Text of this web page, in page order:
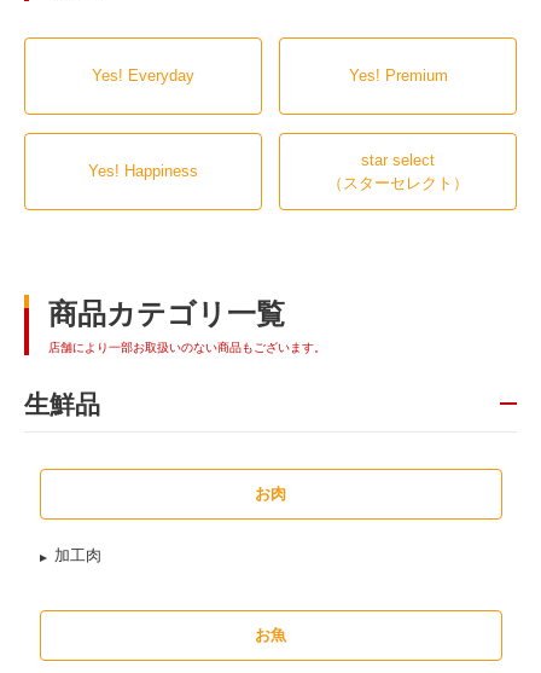
Yes! Everyday Yes! Premium
Yes! Happiness
star select
（スターセレクト）
商品カテゴリ一覧
店舗により一部お取扱いのない商品もございます。
生鮮品
お肉
加工肉
お魚